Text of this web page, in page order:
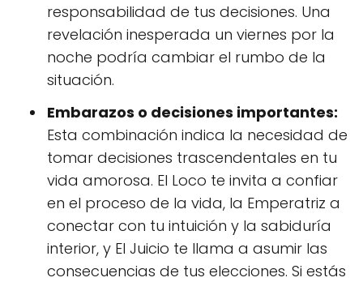
responsabilidad de tus decisiones. Una
revelación inesperada un viernes por la
noche podría cambiar el rumbo de la
situación.
Embarazos o decisiones importantes:
Esta combinación indica la necesidad de
tomar decisiones trascendentales en tu
vida amorosa. El Loco te invita a confiar
en el proceso de la vida, la Emperatriz a
conectar con tu intuición y la sabiduría
interior, y El Juicio te llama a asumir las
consecuencias de tus elecciones. Si estás